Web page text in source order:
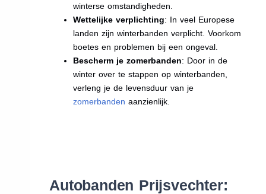
winterse omstandigheden.
Wettelijke verplichting: In veel Europese
landen zijn winterbanden verplicht. Voorkom
boetes en problemen bij een ongeval.
Bescherm je zomerbanden: Door in de
winter over te stappen op winterbanden,
verleng je de levensduur van je
zomerbanden aanzienlijk.
Autobanden Prijsvechter: